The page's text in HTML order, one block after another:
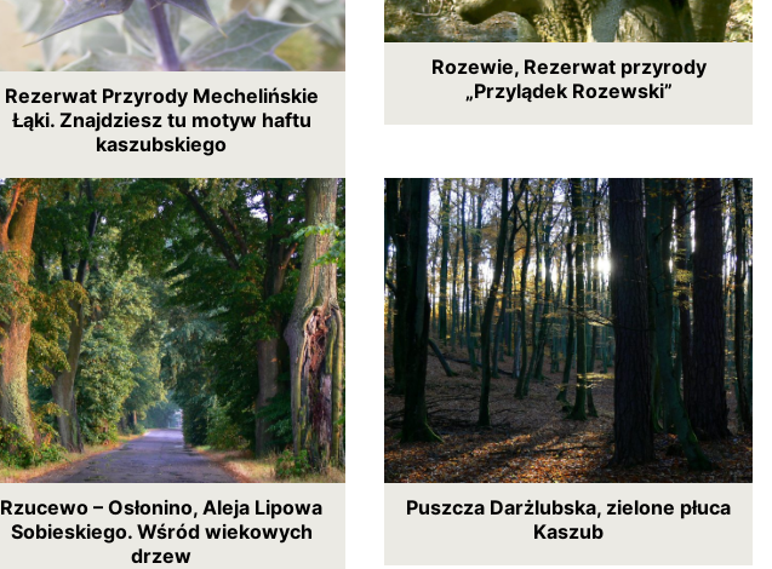
Rezerwat Przyrody Mechelińskie
Łąki. Znajdziesz tu motyw haftu
kaszubskiego
Rozewie, Rezerwat przyrody
„Przylądek Rozewski”
Rzucewo – Osłonino, Aleja Lipowa
Sobieskiego. Wśród wiekowych
drzew
Puszcza Darżlubska, zielone płuca
Kaszub